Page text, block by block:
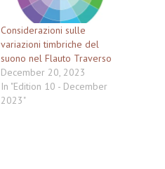
Considerazioni sulle
variazioni timbriche del
suono nel Flauto Traverso
December 20, 2023
In "Edition 10 - December
2023"